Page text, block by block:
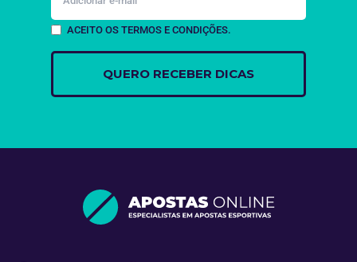
ACEITO OS TERMOS E CONDIÇÕES.